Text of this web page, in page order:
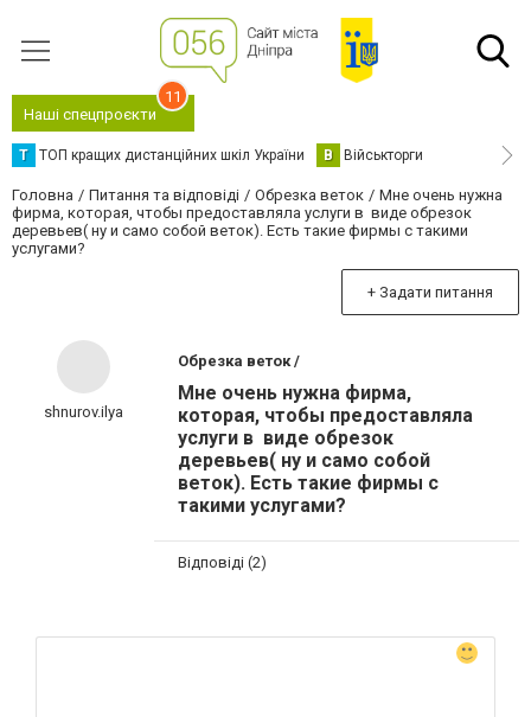
Наші спецпроєкти
11
Т ТОП кращих дистанційних шкіл України В Військторги
Головна Питання та відповіді Обрезка веток
Мне очень нужна
фирма, которая, чтобы предоставляла услуги в виде обрезок
деревьев( ну и само собой веток). Есть такие фирмы с такими
услугами?
+ Задати питання
shnurov.ilya
Обрезка веток /
Мне очень нужна фирма,
которая, чтобы предоставляла
услуги в виде обрезок
деревьев( ну и само собой
веток). Есть такие фирмы с
такими услугами?
Відповіді (2)